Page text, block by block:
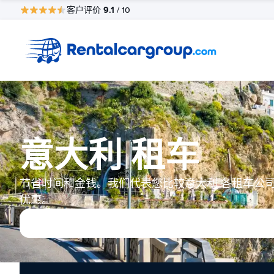
客户评价 9.1 / 10
意大利 租车
节省时间和金钱。我们代表您比较意大利 各租车公
优惠。